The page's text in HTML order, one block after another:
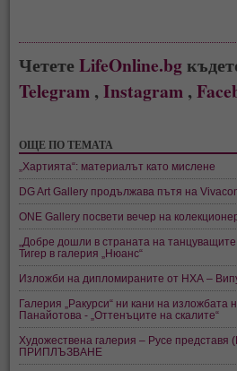
ЧететеLifeOnline.bg
Telegram ,Instagram ,
ОЩЕ ПО ТЕМАТА
„Хартията“: материалът като мислене
DG Art Gallery продължава пътя на
ONE Gallery посвети вечер на
„Добре дошли в страната на
Тигер в галерия „Нюанс“
Изложби на дипломираните от НХА –
Галерия „Ракурси“ ни кани на изложбата
Панайотова - „Оттенъците на скалите“
Художествена галерия – Русе
ПРИПЛЪЗВАНЕ